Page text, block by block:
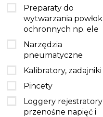
Preparaty do
wytwarzania powłok
ochronnych np. ele
Narzędzia
pneumatyczne
Kalibratory, zadajniki
Pincety
Loggery rejestratory
przenośne napięć i